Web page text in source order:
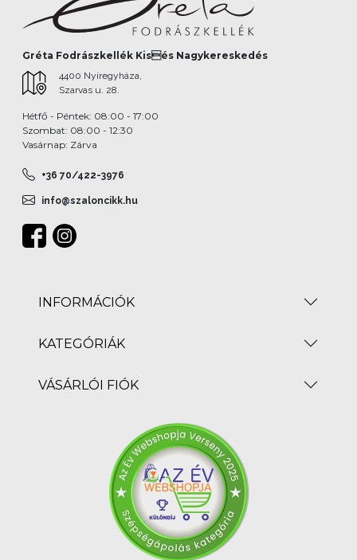
Gréta Fodrászkellék Kisés Nagykereskedés
4400 Nyíregyháza,
Szarvas u. 28.
Hétfő - Péntek: 08:00 - 17:00
Szombat: 08:00 - 12:30
Vasárnap: Zárva
+36 70/422-3976
info@szaloncikk.hu
INFORMÁCIÓK
KATEGÓRIÁK
VÁSÁRLÓI FIÓK